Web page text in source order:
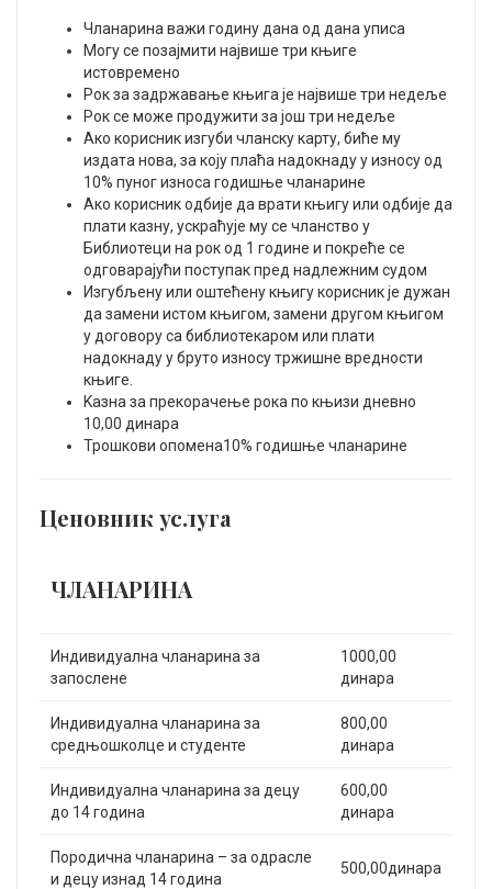
Чланарина важи годину дана од дана уписа
Могу се позајмити највише три књиге
истовремено
Рок за задржавање књига је највише три недеље
Рок се може продужити за још три недеље
Ако корисник изгуби чланску карту, биће му
издата нова, за коју плаћа надокнаду у износу од
10% пуног износа годишње чланарине
Ако корисник одбије да врати књигу или одбије да
плати казну, ускраћује му се чланство у
Библиотеци на рок од 1 године и покреће се
одговарајући поступак пред надлежним судом
Изгубљену или оштећену књигу корисник је дужан
да замени истом књигом, замени другом књигом
у договору са библиотекаром или плати
надокнаду у бруто износу тржишне вредности
књиге.
Kазна за прекорачење рока по књизи дневно
10,00 динара
Трошкови опомена10% годишње чланарине
Ценовник услуга
ЧЛАНАРИНА
Индивидуална чланарина за
запослене
1000,00
динара
Индивидуална чланарина за
средњошколце и студенте
800,00
динара
Индивидуална чланарина за децу
до 14 година
600,00
динара
Породична чланарина – за одрасле
и децу изнад 14 година
500,00динара